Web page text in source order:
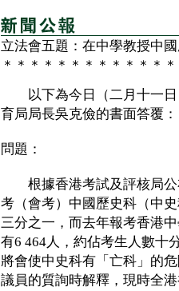
立法會五題：在中學教授中
＊＊＊＊＊＊＊＊＊＊＊＊
以下為今日（二月十一日
育局局長吳克儉的書面答覆：
問題：
根據香港考試及評核局公
考（會考）中國歷史科（中
三分之一，而去年報考香港
有6 464人，約佔考生人數十
將會使中史科有「亡科」的
議員的質詢時解釋，現時全